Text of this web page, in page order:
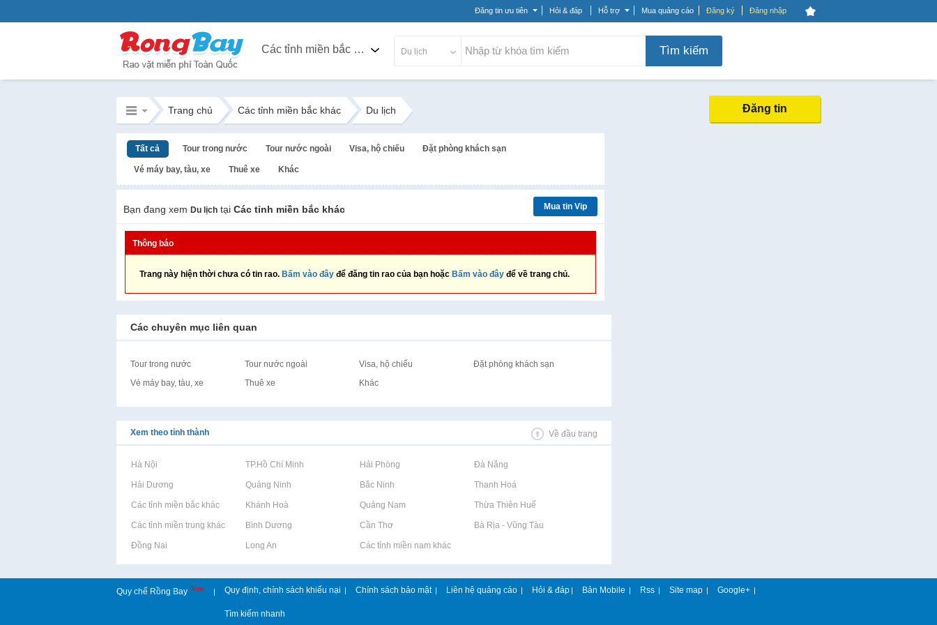
Đăng tin ưu tiên Hỏi & đáp Hỗ trợ Mua quảng cáo Đăng ký Đăng nhập
Các tỉnh miền bắc khác Du lịch Tìm kiếm
Trang chủ Các tỉnh miền bắc khác Du lịch Đăng tin
Tất cả Tour trong nước Tour nước ngoài Visa, hộ chiếu Đặt phòng khách sạn
Vé máy bay, tàu, xe Thuê xe Khác
Bạn đang xem Du lịch tại Các tỉnh miền bắc khác Mua tin Vip
Thông báo
Trang này hiện thời chưa có tin rao. Bấm vào đây để đăng tin rao của bạn hoặc Bấm vào đây để về trang chủ.
Các chuyên mục liên quan
Tour trong nước Tour nước ngoài Visa, hộ chiếu
Đặt phòng khách sạn
Vé máy bay, tàu, xe
Thuê xe Khác
Xem theo tỉnh thành Về đầu trang
Rao vặt tại Hà Nội Rao vặt tại TP.Hồ Chí Minh Rao vặt tại Hải Phòng Rao vặt tại Đà Nẵng
Rao vặt tại Hải Dương Rao vặt tại Quảng Ninh Rao vặt tại Bắc Ninh Rao vặt tại Thanh Hoá
Rao vặt tại Các tỉnh miền bắc khácRao vặt tại Khánh Hoà Rao vặt tại Quảng Nam Rao vặt tại Thừa Thiên Huế
Rao vặt tại Các tỉnh miền trung khácRao vặt tại Bình Dương Rao vặt tại Cần Thơ Rao vặt tại Bà Rịa - Vũng Tàu
Rao vặt tại Đồng Nai Rao vặt tại Long An Rao vặt tại Các tỉnh miền nam khác
Quy chế Rồng Bay New | Quy định, chính sách khiếu nại | Chính sách bảo mật | Liên hệ quảng cáo | Hỏi & đáp | Bản Mobile | Rss | Site map | Google+ |
Tìm kiếm nhanh